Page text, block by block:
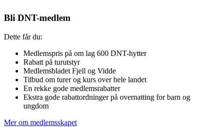
Bli DNT-medlem
Dette får du:
Medlemspris på om lag 600 DNT-hytter
Rabatt på turutstyr
Medlemsbladet Fjell og Vidde
Tilbud om turer og kurs over hele landet
En rekke gode medlemsrabatter
Ekstra gode rabattordninger på overnatting for barn og
ungdom
Mer om medlemsskapet